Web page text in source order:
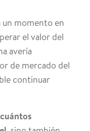
un momento en
el valor del
avería
de mercado del
continuar
cuántos